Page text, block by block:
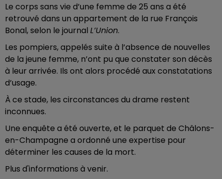
Le corps sans vie d’une femme de 25 ans a été
retrouvé dans un appartement de la rue François
Bonal, selon le journal L’Union.
Les pompiers, appelés suite à l’absence de nouvelles
de la jeune femme, n’ont pu que constater son décès
à leur arrivée. Ils ont alors procédé aux constatations
d’usage.
À ce stade, les circonstances du drame restent
inconnues.
Une enquête a été ouverte, et le parquet de Châlons-
en-Champagne a ordonné une expertise pour
déterminer les causes de la mort.
Plus d'informations à venir.